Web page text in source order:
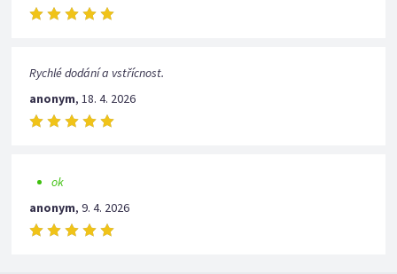
Rychlé dodání a vstřícnost.
anonym,18. 4. 2026
ok
anonym,9. 4. 2026